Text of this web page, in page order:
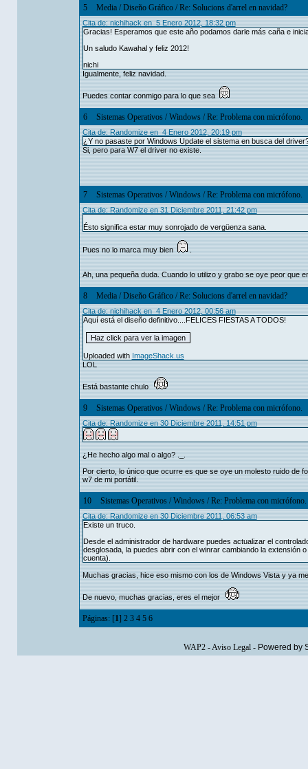
5 Media/Diseño Gráfico/Re: Solucions d'arrel en navidad?
Cita de: nichihack en 5 Enero 2012, 18:32 pm
Gracias! Esperamos que este año podamos darle más caña e
Un saludo Kawahal y feliz 2012!
nichi
Igualmente, feliz navidad.
Puedes contar conmigo para lo que sea
6 Sistemas Operativos/Windows/Re: Problema con micrófono.
Cita de: Randomize en 4 Enero 2012, 20:19 pm
¿Y no pasaste por Windows Update el sistema en busca del
Si, pero para W7 el driver no existe.
7 Sistemas Operativos/Windows/Re: Problema con micrófono.
Cita de: Randomize en 31 Diciembre 2011, 21:42 pm
Ésto significa estar muy sonrojado de vergüenza sana.
Pues no lo marca muy bien
Ah, una pequeña duda. Cuando lo utilizo y grabo se oye peor que
8 Media/Diseño Gráfico/Re: Solucions d'arrel en navidad?
Cita de: nichihack en 4 Enero 2012, 00:56 am
Aquí está el diseño definitivo....FELICES FIESTAS A TODOS!
Uploaded with ImageShack.us
LOL
Está bastante chulo
9 Sistemas Operativos/Windows/Re: Problema con micrófono.
Cita de: Randomize en 30 Diciembre 2011, 14:51 pm
¿He hecho algo mal o algo? ._.
Por cierto, lo único que ocurre es que se oye un molesto ruido de
w7 de mi portátil.
10 Sistemas Operativos/Windows/Re: Problema con micrófono.
Cita de: Randomize en 30 Diciembre 2011, 06:53 am
Existe un truco.
Desde el administrador de hardware puedes actualizar el
desglosada, la puedes abrir con el winrar cambiando la extensión
cuenta).
Muchas gracias, hice eso mismo con los de Windows Vista y ya
De nuevo, muchas gracias, eres el mejor
Páginas: [1] 2 3 4 5 6
WAP2-Aviso Legal- Powered by